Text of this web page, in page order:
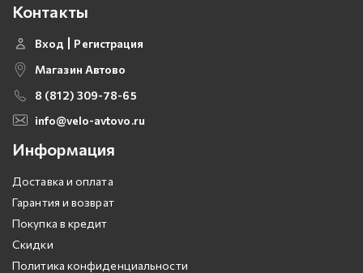
Контакты
Вход
Регистрация
Магазин Автово
8 (812) 309-78-65
info@velo-avtovo.ru
Информация
Доставка и оплата
Гарантия и возврат
Покупка в кредит
Скидки
Политика конфиденциальности